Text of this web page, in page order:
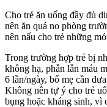
Cho trẻ ăn uống đầy đủ
nên ăn quá no phòng
nên nấu cho trẻ những
Trong trường hợp trẻ bị
không hạ, phẫn lẫn máu
6 lần/ngày, bố mẹ cần
Không nên tự ý cho trẻ
bụng hoặc kháng sinh, vì